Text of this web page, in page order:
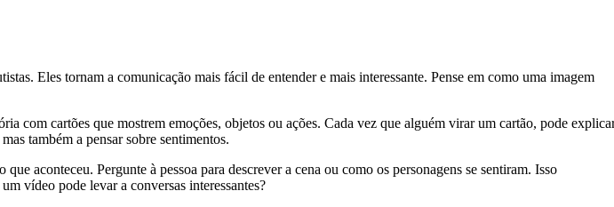
Eles tornam a comunicação mais fácil de entender e mais interessante. Pense em como uma imagem
com cartões que mostrem emoções, objetos ou ações. Cada vez que alguém virar um cartão, pode
também a pensar sobre sentimentos.
aconteceu. Pergunte à pessoa para descrever a cena ou como os personagens se sentiram. Isso
vídeo pode levar a conversas interessantes?